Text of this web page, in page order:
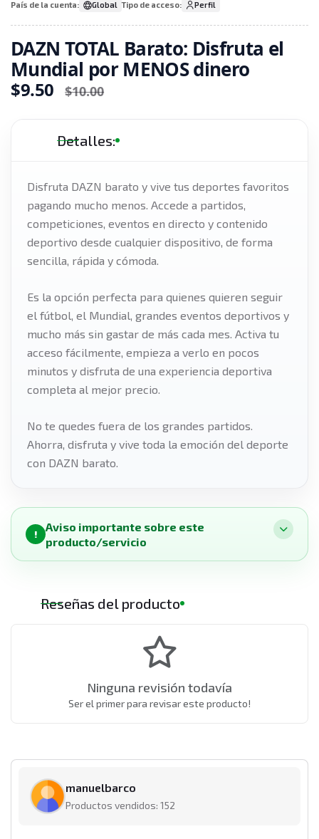
País de la cuenta:
Global Tipo de acceso: Perfil
DAZN TOTAL Barato: Disfruta el
Mundial por MENOS dinero
$9.50 $10.00
Detalles:
Disfruta DAZN barato y vive tus deportes favoritos
pagando mucho menos. Accede a partidos,
competiciones, eventos en directo y contenido
deportivo desde cualquier dispositivo, de forma
sencilla, rápida y cómoda.
Es la opción perfecta para quienes quieren seguir
el fútbol, el Mundial, grandes eventos deportivos y
mucho más sin gastar de más cada mes. Activa tu
acceso fácilmente, empieza a verlo en pocos
minutos y disfruta de una experiencia deportiva
completa al mejor precio.
No te quedes fuera de los grandes partidos.
Ahorra, disfruta y vive toda la emoción del deporte
con DAZN barato.
!
Aviso importante sobre este
producto/servicio
Reseñas del producto
Ninguna revisión todavía
Ser el primer para revisar este producto!
manuelbarco
Productos vendidos: 152